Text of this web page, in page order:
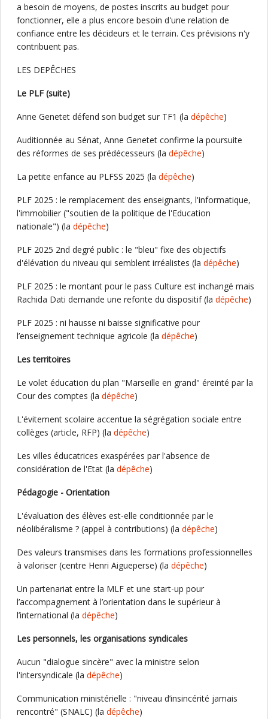
a besoin de moyens, de postes inscrits au budget pour
fonctionner, elle a plus encore besoin d'une relation de
confiance entre les décideurs et le terrain. Ces prévisions n'y
contribuent pas.
LES DEPÊCHES
Le PLF (suite)
Anne Genetet défend son budget sur TF1 (la dépêche)
Auditionnée au Sénat, Anne Genetet confirme la poursuite
des réformes de ses prédécesseurs (la dépêche)
La petite enfance au PLFSS 2025 (la dépêche)
PLF 2025 : le remplacement des enseignants, l'informatique,
l'immobilier ("soutien de la politique de l'Education
nationale") (la dépêche)
PLF 2025 2nd degré public : le "bleu" fixe des objectifs
d'élévation du niveau qui semblent irréalistes (la dépêche)
PLF 2025 : le montant pour le pass Culture est inchangé mais
Rachida Dati demande une refonte du dispositif (la dépêche)
PLF 2025 : ni hausse ni baisse significative pour
l’enseignement technique agricole (la dépêche)
Les territoires
Le volet éducation du plan "Marseille en grand" éreinté par la
Cour des comptes (la dépêche)
L'évitement scolaire accentue la ségrégation sociale entre
collèges (article, RFP) (la dépêche)
Les villes éducatrices exaspérées par l'absence de
considération de l'Etat (la dépêche)
Pédagogie - Orientation
L'évaluation des élèves est-elle conditionnée par le
néolibéralisme ? (appel à contributions) (la dépêche)
Des valeurs transmises dans les formations professionnelles
à valoriser (centre Henri Aigueperse) (la dépêche)
Un partenariat entre la MLF et une start-up pour
l’accompagnement à l’orientation dans le supérieur à
l’international (la dépêche)
Les personnels, les organisations syndicales
Aucun "dialogue sincère" avec la ministre selon
l'intersyndicale (la dépêche)
Communication ministérielle : "niveau d’insincérité jamais
rencontré" (SNALC) (la dépêche)